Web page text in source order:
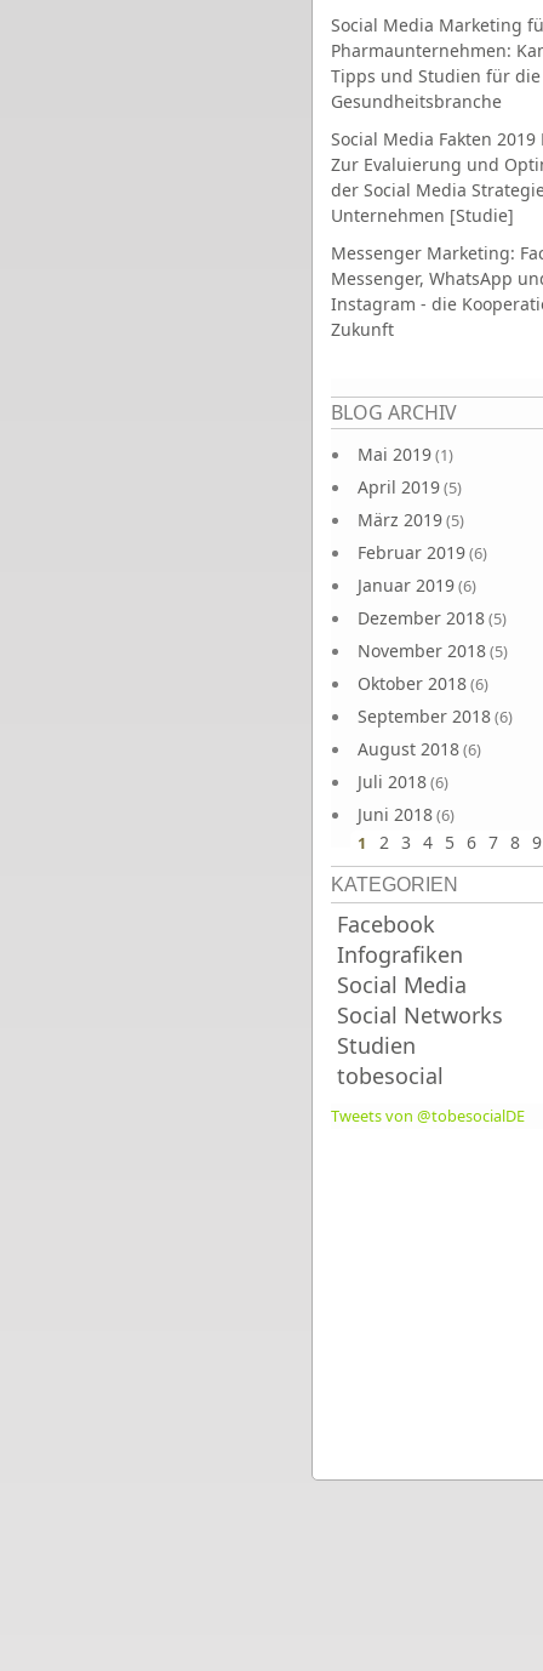
Social Media Marketing
Pharmaunternehmen:
Tipps und Studien für die
Gesundheitsbranche
Social Media Fakten 2019
Zur Evaluierung und
der Social Media
Unternehmen [Studie]
Messenger Marketing:
Messenger, WhatsApp
Instagram - die
Zukunft
BLOG ARCHIV
Mai 2019(1)
April 2019(5)
März 2019(5)
Februar 2019(6)
Januar 2019(6)
Dezember 2018(5)
November 2018(5)
Oktober 2018(6)
September 2018(6)
August 2018(6)
Juli 2018(6)
Juni 2018(6)
Seiten
1 2 3 4 5 6 7 8 9
KATEGORIEN
Facebook
Infografiken
Social Media
Social Networks
Studien
tobesocial
Tweets von @tobesocialDE